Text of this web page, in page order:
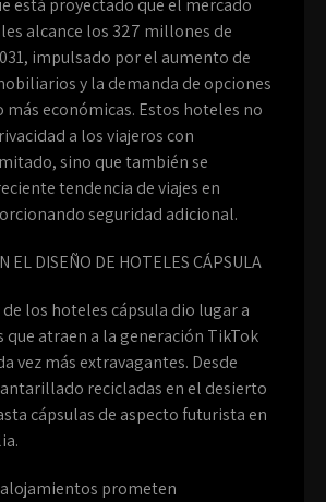
está proyectado que el mercado
alcance los 327 millones de
impulsado por el aumento de
y la demanda de opciones
económicas. Estos hoteles no
a los viajeros con
sino que también se
tendencia de viajes en
seguridad adicional.
EL DISEÑO DE HOTELES CÁPSULA
los hoteles cápsula dio lugar a
que atraen a la generación TikTok
vez más extravagantes. Desde
recicladas en el desierto
cápsulas de aspecto futurista en
alojamientos prometen